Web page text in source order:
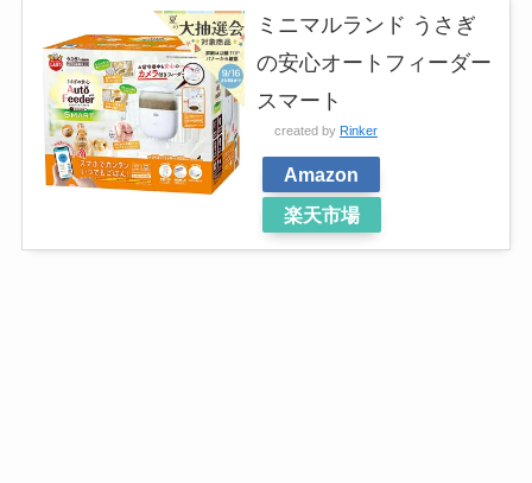
ミニマルランド うさぎ
の安心オートフィーダー
スマート
created by Rinker
Amazon
楽天市場